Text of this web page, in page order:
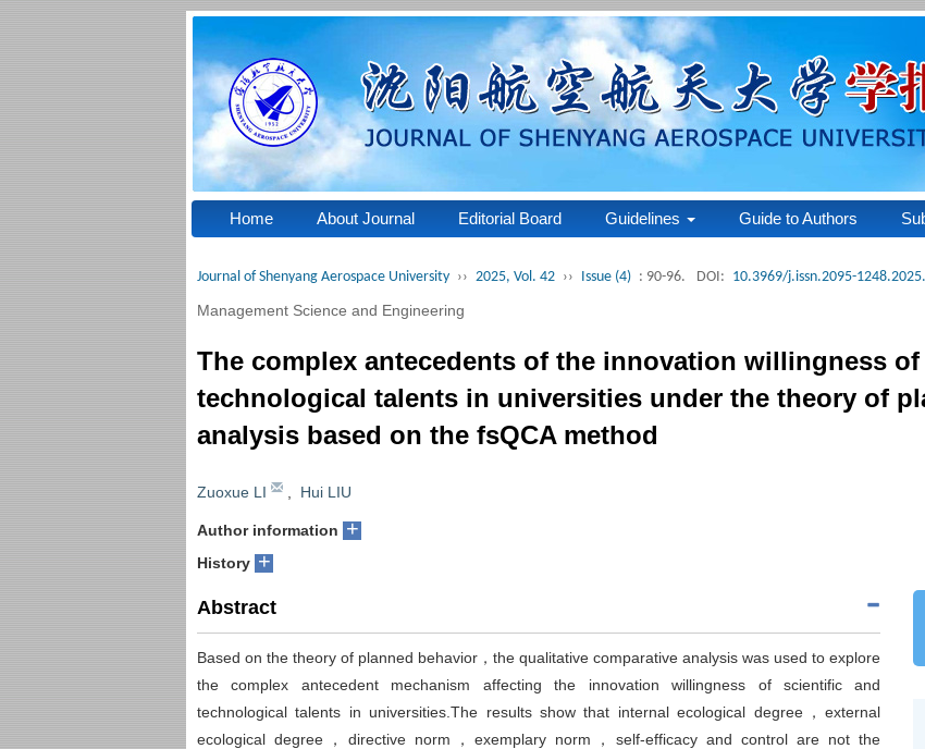
Home About Journal Editorial Board Guidelines Guide to Authors
Journal of Shenyang Aerospace University ›› 2025, Vol. 42 ›› Issue (4) : 90-96. DOI: 10.3969/j.issn.2095-
Management Science and Engineering
The complex antecedents of the innovation willingness
technological talents in universities under the theory of
analysis based on the fsQCA method
Zuoxue LI Hui LIU
Author information +
History +
Abstract
Based on the theory of planned behavior，the qualitative comparative analysis was used to explore
the complex antecedent mechanism affecting the innovation willingness of scientific and
technological talents in universities.The results show that internal ecological degree，external
ecological degree，directive norm，exemplary norm，self-efficacy and control are not the